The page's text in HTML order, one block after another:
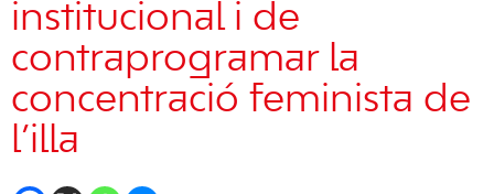
institucional i de
contraprogramar la
concentració feminista de
l’illa